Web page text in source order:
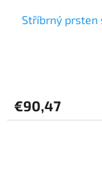
Stříbrný prsten
€90,47